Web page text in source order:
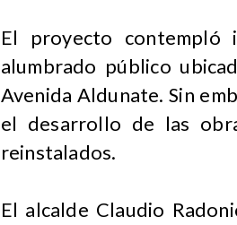
El proyecto contempló
alumbrado público
Avenida Aldunate. Sin
el desarrollo de las
reinstalados.
El alcalde Claudio